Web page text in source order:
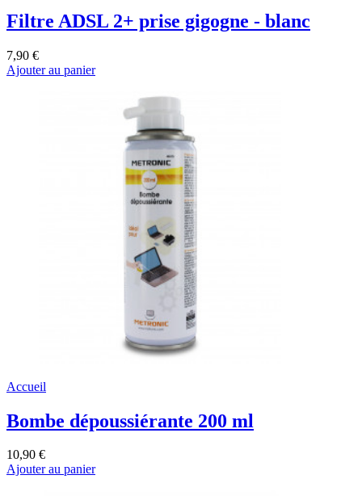
Filtre ADSL 2+ prise gigogne - blanc
7,90 €
Ajouter au panier
Accueil
Bombe dépoussiérante 200 ml
10,90 €
Ajouter au panier